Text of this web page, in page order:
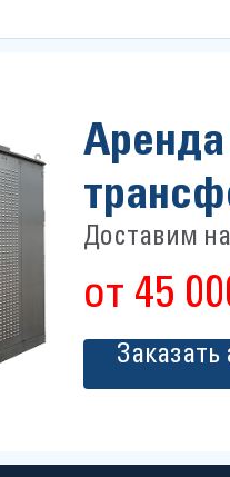
Доставим
от 45
Заказать